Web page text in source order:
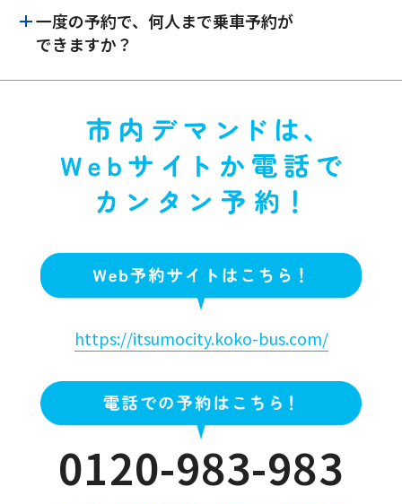
一度の予約で、何人まで乗車予約が
できますか？
https://itsumocity.koko-bus.com/
0120-983-983